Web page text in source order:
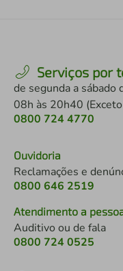
Serviços por
de segunda a sábado
08h às 20h40
0800 724 4770
Ouvidoria
Reclamações e
0800 646 2519
Atendimento a
Auditivo ou de fala
0800 724 0525